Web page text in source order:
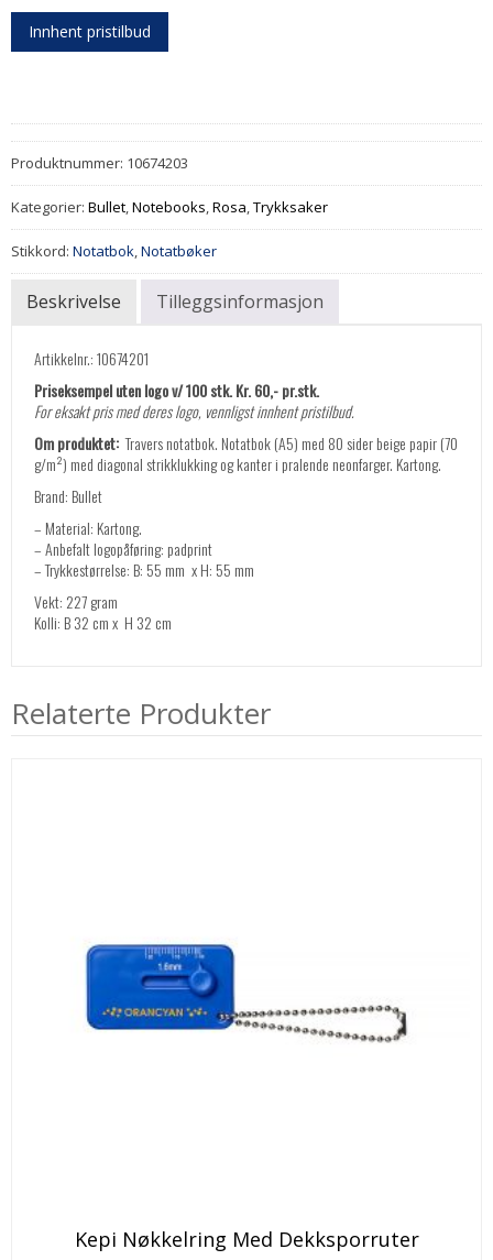
Innhent pristilbud
Produktnummer: 10674203
Kategorier: Bullet,Notebooks,Rosa,Trykksaker
Stikkord: Notatbok,Notatbøker
Beskrivelse Tilleggsinformasjon
Artikkelnr.: 10674201
Priseksempel uten logo v/ 100 stk. Kr. 60,- pr.stk.
For eksakt pris med deres logo, vennligst innhent pristilbud.
Om produktet: Travers notatbok. Notatbok (A5) med 80 sider beige papir (70
g/m²) med diagonal strikklukking og kanter i pralende neonfarger. Kartong.
Brand: Bullet
– Material: Kartong.
– Anbefalt logopåføring: padprint
– Trykkestørrelse: B: 55 mm x H: 55 mm
Vekt: 227 gram
Kolli: B 32 cm x H 32 cm
Relaterte Produkter
Dette
produktet
Kepi Nøkkelring Med Dekksporruter